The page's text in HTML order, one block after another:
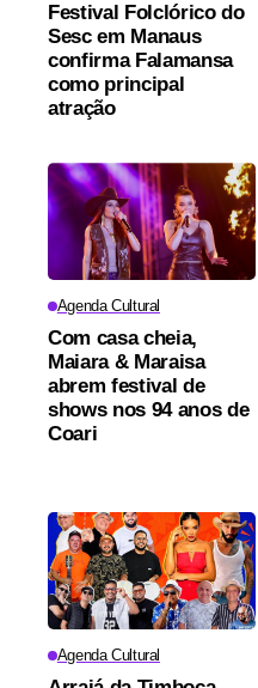
Festival Folclórico do
Sesc em Manaus
confirma Falamansa
como principal
atração
Agenda Cultural
Com casa cheia,
Maiara & Maraisa
abrem festival de
shows nos 94 anos de
Coari
Agenda Cultural